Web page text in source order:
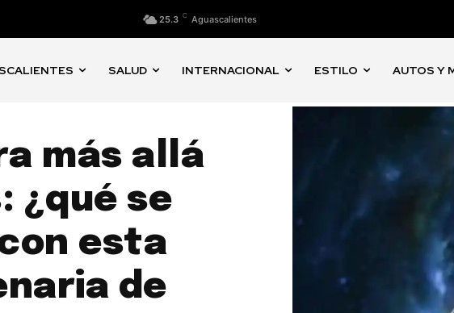
25.3 C Aguascalientes
SALUD INTERNACIONAL ESTILO AUTOS Y
más allá
¿qué se
esta
de